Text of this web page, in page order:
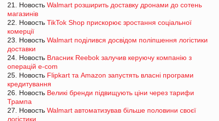
21. Новость Walmart розширить доставку дронами до сотень
магазинів
22. Новость TikTok Shop прискорює зростання соціальної
комерції
23. Новость Walmart поділився досвідом поліпшення логістики
доставки
24. Новость Власник Reebok залучив керуючу компанію з
операцій e-com
25. Новость Flipkart та Amazon запустять власні програми
кредитування
26. Новость Великі бренди підвищують ціни через тарифи
Трампа
27. Новость Walmart автоматизував більше половини своєї
логістики